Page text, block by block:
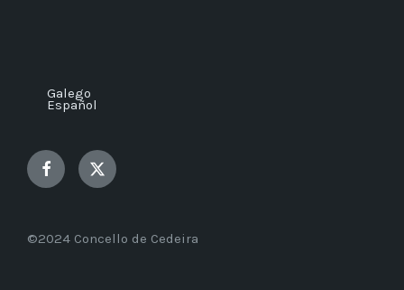
Galego
Español
Facebook Twitter
©2024 Concello de Cedeira